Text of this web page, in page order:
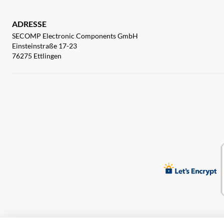
ADRESSE
SECOMP Electronic Components GmbH
Einsteinstraße 17-23
76275 Ettlingen